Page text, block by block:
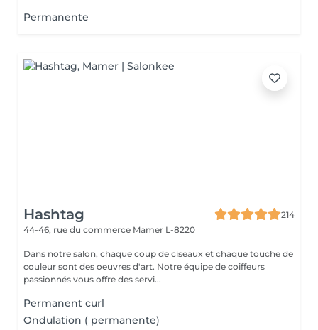
Permanente
Hashtag
214
44-46, rue du commerce Mamer L-8220
Dans notre salon, chaque coup de ciseaux et chaque touche de
couleur sont des oeuvres d'art. Notre équipe de coiffeurs
passionnés vous offre des servi...
Permanent curl
Ondulation ( permanente)